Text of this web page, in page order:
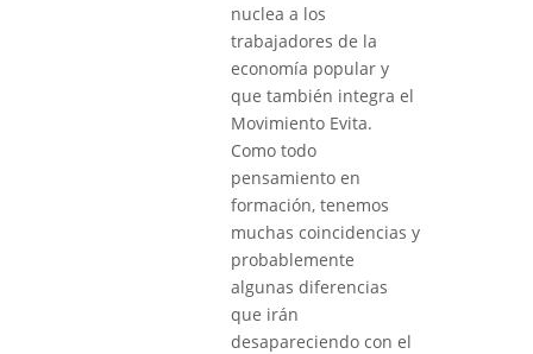
nuclea a los
trabajadores de la
economía popular y
que también integra el
Movimiento Evita.
Como todo
pensamiento en
formación, tenemos
muchas coincidencias y
probablemente
algunas diferencias
que irán
desapareciendo con el